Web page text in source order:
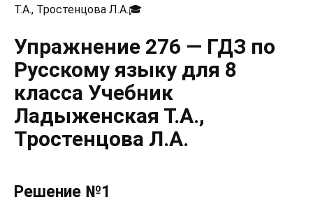
Т.А., Тростенцова Л.А.🎓
Упражнение 276 — ГДЗ по
Русскому языку для 8
класса Учебник
Ладыженская Т.А.,
Тростенцова Л.А.
Решение №1